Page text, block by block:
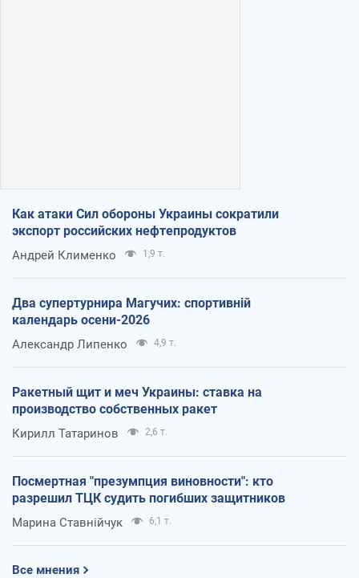
Как атаки Сил обороны Украины сократили
экспорт российских нефтепродуктов
Андрей Клименко 1,9 т.
Два супертурнира Магучих: спортивній
календарь осени-2026
Александр Липенко 4,9 т.
Ракетный щит и меч Украины: ставка на
производство собственных ракет
Кирилл Татаринов 2,6 т.
Посмертная "презумпция виновности": кто
разрешил ТЦК судить погибших защитников
Марина Ставнійчук 6,1 т.
Все мнения